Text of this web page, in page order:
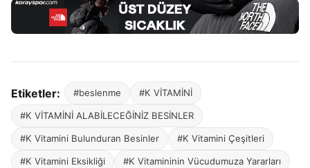
Etiketler: #beslenme #K VİTAMİNİ
#K VİTAMİNİ ALABİLECEĞİNİZ BESİNLER
#K Vitamini Bulunduran Besinler #K Vitamini Çeşitleri
#K Vitamini Eksikliği #K Vitamininin Vücudumuza Yararları